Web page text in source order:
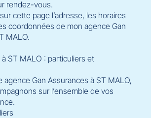
rendez-vous.
cette page l’adresse, les horaires
coordonnées de mon agence Gan
MALO.
ST MALO : particuliers et
agence Gan Assurances à ST MALO,
sur l’ensemble de vos